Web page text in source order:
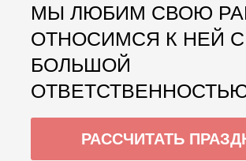
МЫ ЛЮБИМ СВОЮ
ОТНОСИМСЯ К НЕЙ С
БОЛЬШОЙ
РАССЧИТАТЬ